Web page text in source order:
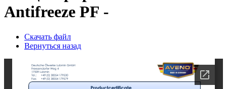
Antifreeze PF -
Скачать файл
Вернуться назад